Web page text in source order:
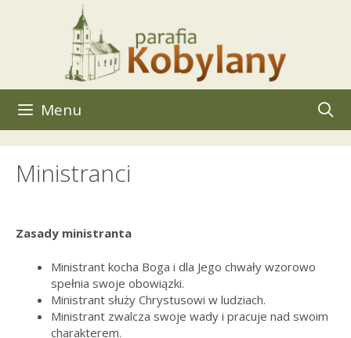
Menu
Ministranci
Zasady ministranta
Ministrant kocha Boga i dla Jego chwały wzorowo
spełnia swoje obowiązki.
Ministrant służy Chrystusowi w ludziach.
Ministrant zwalcza swoje wady i pracuje nad swoim
charakterem.